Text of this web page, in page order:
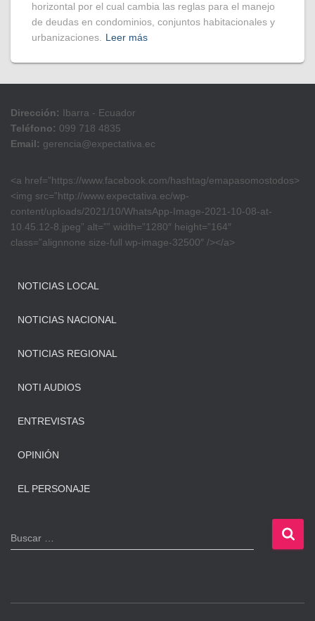
horizontal por el cual cambia las reglas para el manejo
de deudas en condominios, conjuntos habitacionales y
urbanizaciones. Leer más
Dirección: Ibarra - Ecuador
Teléfono: 099 718 4835
Email: gerencia@expectativa.ec
<a href=”https://www.facebook.com/hashtag/emapasomostodos>
<img src=”http://www.expectativa.ec/wp-
content/uploads/2021/10/WhatsApp-Image-2021-10-08-at-
10.45.12-8.jpeg” alt=”” width=”1280″ height=”164″
class=”alignnone size-full wp-image-32500″ /></a>
NOTICIAS LOCAL
NOTICIAS NACIONAL
NOTICIAS REGIONAL
NOTI AUDIOS
ENTREVISTAS
OPINIÓN
EL PERSONAJE
B
u
Buscar …